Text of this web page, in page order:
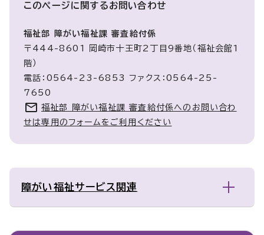
このページに関するお問い合わせ
福祉部 障がい福祉課 審査給付係
〒444-8601 岡崎市十王町2丁目9番地（福祉会館1
階）
電話：0564-23-6853 ファクス：0564-25-
7650
福祉部 障がい福祉課 審査給付係へのお問い合わ
せは専用のフォームをご利用ください
障がい福祉サービス関連